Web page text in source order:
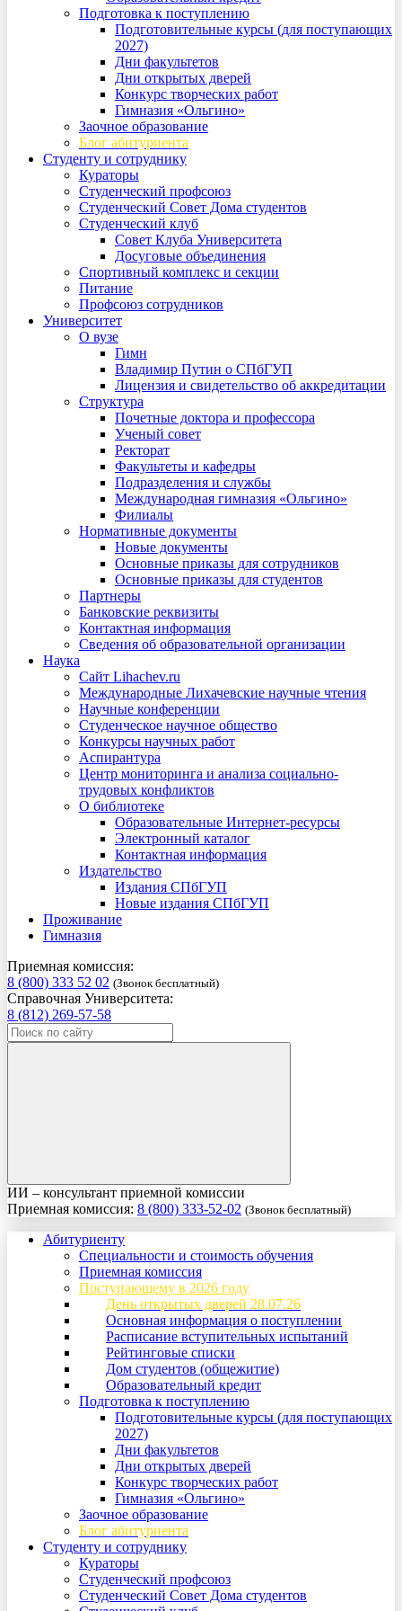
Подготовка к поступлению
Подготовительные курсы (для поступающих
2027)
Дни факультетов
Дни открытых дверей
Конкурс творческих работ
Гимназия «Ольгино»
Заочное образование
Блог абитуриента
Студенту и сотруднику
Кураторы
Студенческий профсоюз
Студенческий Совет Дома студентов
Студенческий клуб
Совет Клуба Университета
Досуговые объединения
Спортивный комплекс и секции
Питание
Профсоюз сотрудников
Университет
О вузе
Гимн
Владимир Путин о СПбГУП
Лицензия и свидетельство об аккредитации
Структура
Почетные доктора и профессора
Ученый совет
Ректорат
Факультеты и кафедры
Подразделения и службы
Международная гимназия «Ольгино»
Филиалы
Нормативные документы
Новые документы
Основные приказы для сотрудников
Основные приказы для студентов
Партнеры
Банковские реквизиты
Контактная информация
Сведения об образовательной организации
Наука
Сайт Lihachev.ru
Международные Лихачевские научные чтения
Научные конференции
Студенческое научное общество
Конкурсы научных работ
Аспирантура
Центр мониторинга и анализа социально-
трудовых конфликтов
О библиотеке
Образовательные Интернет-ресурсы
Электронный каталог
Контактная информация
Издательство
Издания СПбГУП
Новые издания СПбГУП
Проживание
Гимназия
Приемная комиссия:
8 (800) 333 52 02 (Звонок бесплатный)
Справочная Университета:
8 (812) 269-57-58
ИИ – консультант приемной комиссии
Приемная комиссия: 8 (800) 333-52-02 (Звонок бесплатный)
Абитуриенту
Специальности и стоимость обучения
Приемная комиссия
Поступающему в 2026 году
День открытых дверей 28.07.26
Основная информация о поступлении
Расписание вступительных испытаний
Рейтинговые списки
Дом студентов (общежитие)
Образовательный кредит
Подготовка к поступлению
Подготовительные курсы (для поступающих
2027)
Дни факультетов
Дни открытых дверей
Конкурс творческих работ
Гимназия «Ольгино»
Заочное образование
Блог абитуриента
Студенту и сотруднику
Кураторы
Студенческий профсоюз
Студенческий Совет Дома студентов